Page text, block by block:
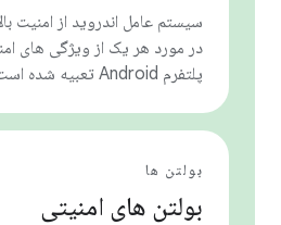
سیستم عامل اندروید از امنیت
در مورد هر یک از ویژگی های
پلتفرم Android تعبیه شده است بیشتر بدانید.
بولتن ها
بولتن های امنیتی